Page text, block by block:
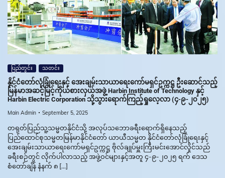
ပြည်တွင်း သတင်း
နိုင်ငံတော်လုံခြုံရေးနှင့် အေးချမ်းသာယာရေးကော်မရှင်ဥက္ကဋ္ဌ ဦးဆောင်သည့်
မြန်မာအဆင့်မြင့်ကိုယ်စားလှယ်အဖွဲ့ Harbin Institute of Technology နှင့်
Harbin Electric Corporation သို့သွားရောက်ကြည့်ရှုလေ့လာ (၄-၉-၂၀၂၅)
Main Admin September 5, 2025
တရုတ်ပြည်သူ့သမ္မတနိုင်ငံသို့ အလုပ်သဘောခရီးရောက်ရှိနေသည့်
ပြည်ထောင်စုသမ္မတမြန်မာနိုင်ငံတော် ယာယီသမ္မတ နိုင်ငံတော်လုံခြုံရေးနှင့်
အေးချမ်းသာယာရေးကော်မရှင်ဥက္ကဋ္ဌ ဗိုလ်ချုပ်မှူးကြီးမင်းအောင်လှိုင်သည်
ခရီးစဉ်တွင် လိုက်ပါလာသည့် အဖွဲ့ဝင်များနှင့်အတူ ၄-၉-၂၀၂၅ ရက် ဒေသ
စံတော်ချိန် နံနက် ၈ […]